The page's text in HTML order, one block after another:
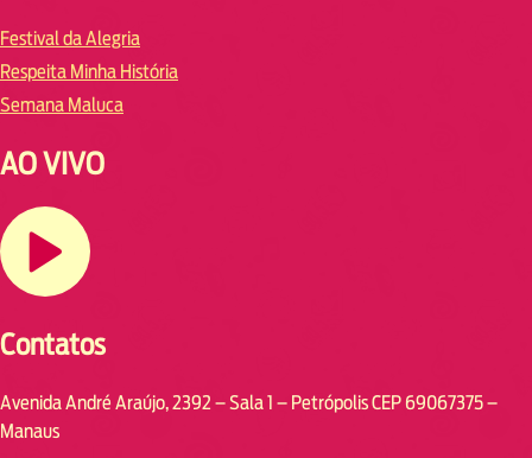
Festival da Alegria
Respeita Minha História
Semana Maluca
AO VIVO
Contatos
Avenida André Araújo, 2392 – Sala 1 – Petrópolis CEP 69067375 –
Manaus